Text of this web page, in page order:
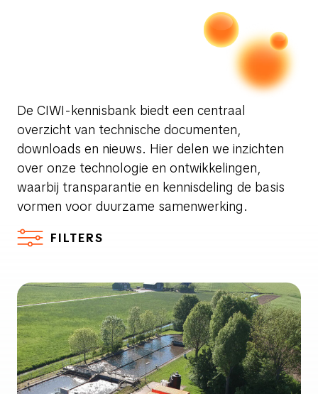
De CIWI-kennisbank biedt een centraal
overzicht van technische documenten,
downloads en nieuws. Hier delen we inzichten
over onze technologie en ontwikkelingen,
waarbij transparantie en kennisdeling de basis
vormen voor duurzame samenwerking.
FILTERS